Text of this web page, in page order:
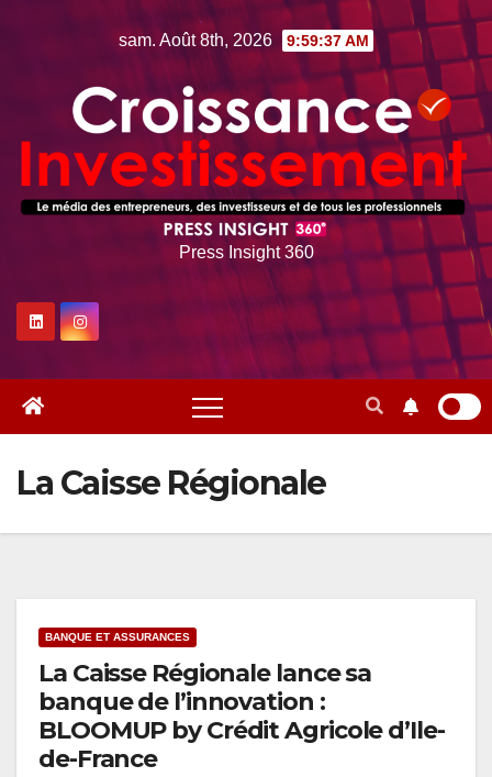
sam. Août 8th, 2026 9:59:38 AM
Press Insight 360
La Caisse Régionale
BANQUE ET ASSURANCES
La Caisse Régionale lance sa
banque de l’innovation :
BLOOMUP by Crédit Agricole d’Ile-
de-France